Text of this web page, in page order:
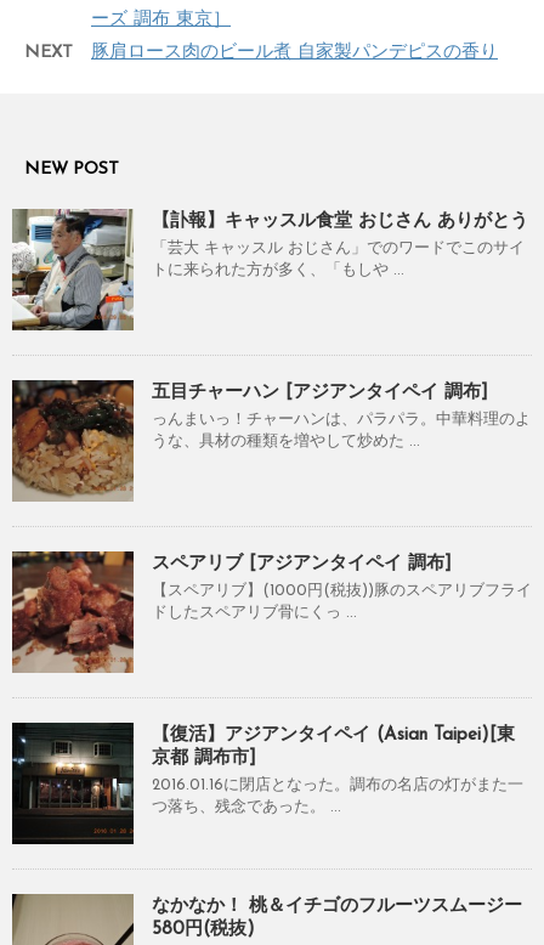
ーズ 調布 東京］
NEXT
豚肩ロース肉のビール煮 自家製パンデピスの香り
NEW POST
【訃報】キャッスル食堂 おじさん ありがとう
「芸大 キャッスル おじさん」でのワードでこのサイ
トに来られた方が多く、「もしや ...
五目チャーハン [アジアンタイペイ 調布]
っんまいっ！チャーハンは、パラパラ。中華料理のよ
うな、具材の種類を増やして炒めた ...
スペアリブ [アジアンタイペイ 調布]
【スペアリブ】(1000円(税抜))豚のスペアリブフライ
ドしたスペアリブ骨にくっ ...
【復活】アジアンタイペイ (Asian Taipei)[東
京都 調布市]
2016.01.16に閉店となった。調布の名店の灯がまた一
つ落ち、残念であった。 ...
なかなか！ 桃＆イチゴのフルーツスムージー
580円(税抜)